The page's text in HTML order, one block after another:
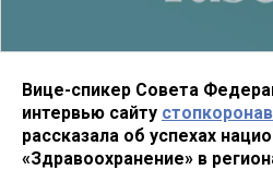
Вице-спикер Совета
интервью сайту
рассказала об успехах
«Здравоохранение» в